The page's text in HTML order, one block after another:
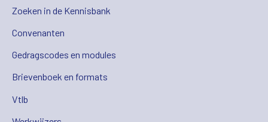
Zoeken in de Kennisbank
Convenanten
Gedragscodes en modules
Brievenboek en formats
Vtlb